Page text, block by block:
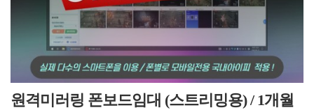
원격미러링 폰보드임대 (스트리밍용) / 1개월